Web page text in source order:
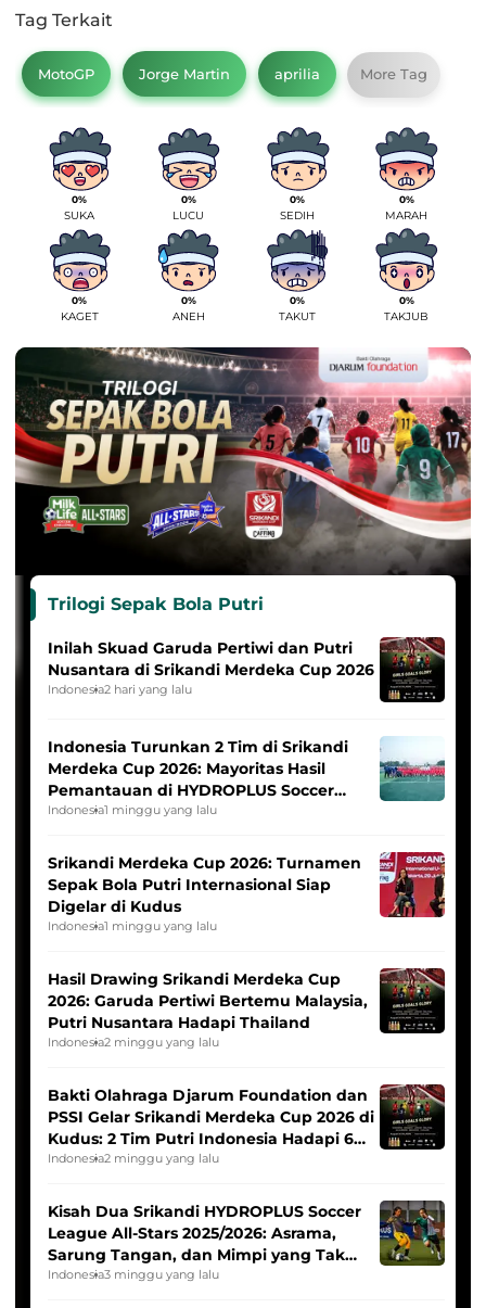
Tag Terkait
MotoGP Jorge Martin aprilia More Tag
0%
SUKA
0%
LUCU
0%
SEDIH
0%
MARAH
0%
KAGET
0%
ANEH
0%
TAKUT
0%
TAKJUB
Trilogi Sepak Bola Putri
Inilah Skuad Garuda Pertiwi dan Putri
Nusantara di Srikandi Merdeka Cup 2026
Indonesia2 hari yang lalu
Indonesia Turunkan 2 Tim di Srikandi
Merdeka Cup 2026: Mayoritas Hasil
Pemantauan di HYDROPLUS Soccer
League
Indonesia1 minggu yang lalu
Srikandi Merdeka Cup 2026: Turnamen
Sepak Bola Putri Internasional Siap
Digelar di Kudus
Indonesia1 minggu yang lalu
Hasil Drawing Srikandi Merdeka Cup
2026: Garuda Pertiwi Bertemu Malaysia,
Putri Nusantara Hadapi Thailand
Indonesia2 minggu yang lalu
Bakti Olahraga Djarum Foundation dan
PSSI Gelar Srikandi Merdeka Cup 2026 di
Kudus: 2 Tim Putri Indonesia Hadapi 6
Tim Asia
Indonesia2 minggu yang lalu
Kisah Dua Srikandi HYDROPLUS Soccer
League All-Stars 2025/2026: Asrama,
Sarung Tangan, dan Mimpi yang Tak
Pernah Padam
Indonesia3 minggu yang lalu